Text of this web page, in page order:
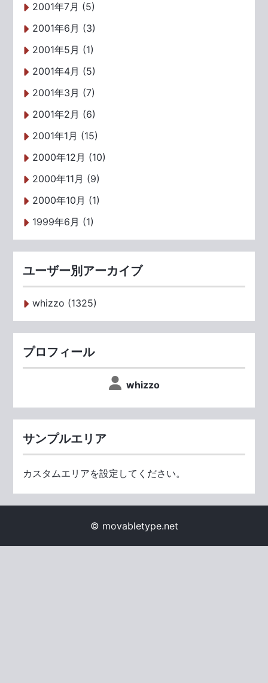
2001年7月 (5)
2001年6月 (3)
2001年5月 (1)
2001年4月 (5)
2001年3月 (7)
2001年2月 (6)
2001年1月 (15)
2000年12月 (10)
2000年11月 (9)
2000年10月 (1)
1999年6月 (1)
ユーザー別アーカイブ
whizzo (1325)
プロフィール
whizzo
サンプルエリア
カスタムエリアを設定してください。
© movabletype.net